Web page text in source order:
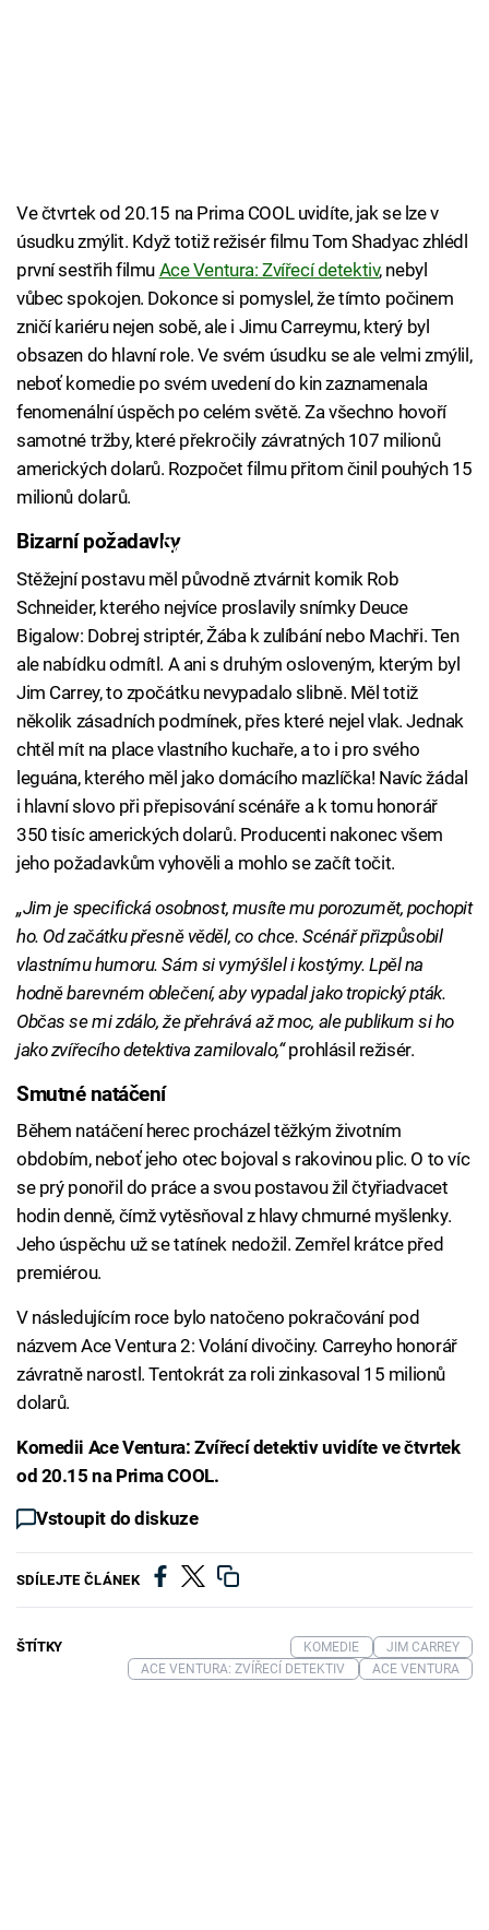
Ve čtvrtek od 20.15 na Prima COOL uvidíte, jak se lze v
úsudku zmýlit. Když totiž režisér filmu Tom Shadyac zhlédl
první sestřih filmu Ace Ventura: Zvířecí detektiv, nebyl
vůbec spokojen. Dokonce si pomyslel, že tímto počinem
zničí kariéru nejen sobě, ale i Jimu Carreymu, který byl
obsazen do hlavní role. Ve svém úsudku se ale velmi zmýlil,
neboť komedie po svém uvedení do kin zaznamenala
fenomenální úspěch po celém světě. Za všechno hovoří
samotné tržby, které překročily závratných 107 milionů
amerických dolarů. Rozpočet filmu přitom činil pouhých 15
milionů dolarů.
Failed to fetch
Bizarní požadavky
Stěžejní postavu měl původně ztvárnit komik Rob
Schneider, kterého nejvíce proslavily snímky Deuce
Bigalow: Dobrej striptér, Žába k zulíbání nebo Machři. Ten
ale nabídku odmítl. A ani s druhým osloveným, kterým byl
Jim Carrey, to zpočátku nevypadalo slibně. Měl totiž
několik zásadních podmínek, přes které nejel vlak. Jednak
chtěl mít na place vlastního kuchaře, a to i pro svého
leguána, kterého měl jako domácího mazlíčka! Navíc žádal
i hlavní slovo při přepisování scénáře a k tomu honorář
350 tisíc amerických dolarů. Producenti nakonec všem
jeho požadavkům vyhověli a mohlo se začít točit.
„Jim je specifická osobnost, musíte mu porozumět, pochopit
ho. Od začátku přesně věděl, co chce. Scénář přizpůsobil
vlastnímu humoru. Sám si vymýšlel i kostýmy. Lpěl na
hodně barevném oblečení, aby vypadal jako tropický pták.
Občas se mi zdálo, že přehrává až moc, ale publikum si ho
jako zvířecího detektiva zamilovalo,“prohlásil režisér.
Smutné natáčení
Během natáčení herec procházel těžkým životním
obdobím, neboť jeho otec bojoval s rakovinou plic. O to víc
se prý ponořil do práce a svou postavou žil čtyřiadvacet
hodin denně, čímž vytěsňoval z hlavy chmurné myšlenky.
Jeho úspěchu už se tatínek nedožil. Zemřel krátce před
premiérou.
V následujícím roce bylo natočeno pokračování pod
názvem Ace Ventura 2: Volání divočiny. Carreyho honorář
závratně narostl. Tentokrát za roli zinkasoval 15 milionů
dolarů.
Komedii Ace Ventura: Zvířecí detektiv uvidíte ve čtvrtek
od 20.15 na Prima COOL.
Vstoupit do diskuze
SDÍLEJTE ČLÁNEK
ŠTÍTKY KOMEDIE
JIM CARREY
ACE VENTURA: ZVÍŘECÍ DETEKTIV
ACE VENTURA